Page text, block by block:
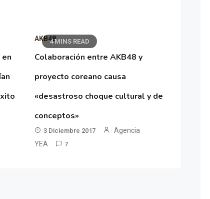
4 MINS READ
AKB48
Colaboración entre AKB48 y
proyecto coreano causa
«desastroso choque cultural y de
conceptos»
3 Diciembre 2017
Agencia
YEA
7